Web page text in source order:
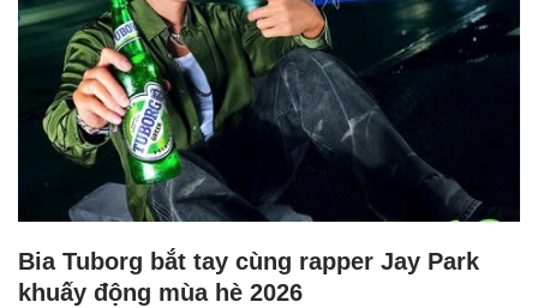
Bia Tuborg bắt tay cùng rapper Jay Park
khuấy động mùa hè 2026